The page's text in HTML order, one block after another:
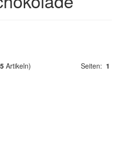
5 Artikeln) Seiten: 1